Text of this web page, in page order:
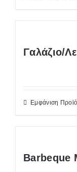
Γαλάζιο/
Εμφάνιση
Barbeque